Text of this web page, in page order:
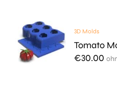
3D Molds
Tomato
€30.00